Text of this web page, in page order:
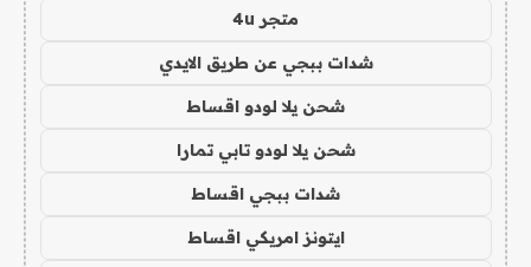
متجر 4u
شدات ببجي عن طريق الايدي
شحن يلا لودو اقساط
شحن يلا لودو تابي تمارا
شدات ببجي اقساط
ايتونز امريكي اقساط